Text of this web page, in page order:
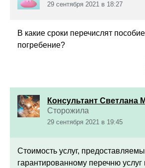
29 сентября 2021 в 18:27
В какие сроки перечислят
погребение?
Консультант Светлана
Сторожила
29 сентября 2021 в 19:45
Стоимость услуг,
гарантированному перечню